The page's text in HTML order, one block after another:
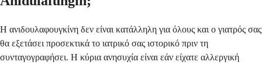
Η ανιδουλαφουγκίνη δεν είναι κατάλληλη για όλους και ο γιατρός σας
θα εξετάσει προσεκτικά το ιατρικό σας ιστορικό πριν τη
συνταγογραφήσει. Η κύρια ανησυχία είναι εάν είχατε αλλεργική